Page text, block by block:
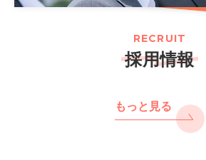
RECRUIT
採用情報
もっと見る